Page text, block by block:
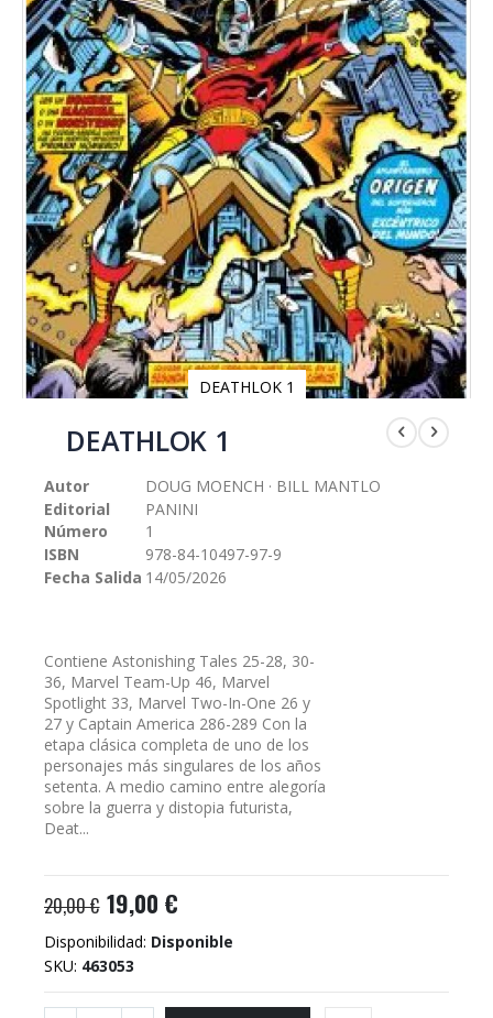
DEATHLOK 1
comienzo
galería
imágenes
DEATHLOK 1
Autor
DOUG MOENCH · BILL MANTLO
Editorial
PANINI
Número
1
ISBN
978-84-10497-97-9
Fecha Salida 14/05/2026
Contiene Astonishing Tales 25-28, 30-
36, Marvel Team-Up 46, Marvel
Spotlight 33, Marvel Two-In-One 26 y
27 y Captain America 286-289 Con la
etapa clásica completa de uno de los
personajes más singulares de los años
setenta. A medio camino entre alegoría
sobre la guerra y distopia futurista,
Deat...
20,00 € 19,00 €
Disponibilidad: Disponible
SKU 463053